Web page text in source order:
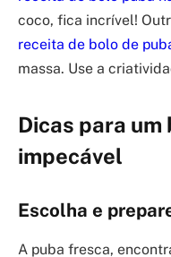
coco, fica incrível!
receita de bolo de
massa. Use a
Dicas para um
impecável
Escolha e
A puba fresca,